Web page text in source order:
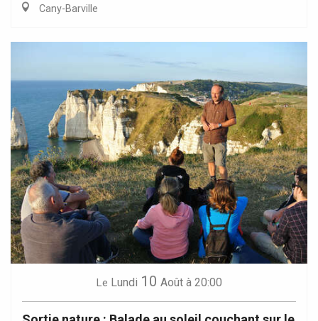
Cany-Barville
Le Lundi 10 Août à 20:00